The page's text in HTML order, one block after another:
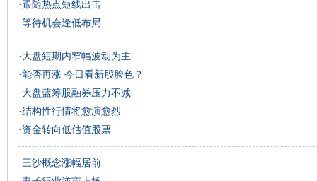
· 跟随热点短线出击
·等待机会逢低布局
· 大盘短期内窄幅波动为主
·能否再涨 今日看新股脸色？
· 大盘蓝筹股融券压力不减
·结构性行情将愈演愈烈
· 资金转向低估值股票
·三沙概念涨幅居前